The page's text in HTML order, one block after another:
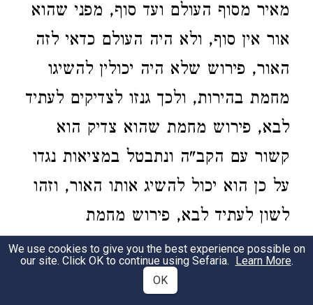
מאיר מסוף העולם ועד סוף, מפני שהוא
אור אין סוף, ולא היה העולם כדאי לזה
האור, פירוש שלא היה יכולין להשיגו
מחמת בהירות, ולכך גנזו לצדיקים לעתיד
לבא, פירוש מחמת שהוא צדיק הוא
קשור עם הקב"ה ונתבטל במציאות נגדו
על כן הוא יכול להשיג אותו האור, וזהו
לשון לעתיד לבא, פירוש מחמת
התקשרות בהשי"ת עד שמתבטל
במציאות עתיד הוא להשיג את האור.
We use cookies to give you the best experience possible on
our site. Click OK to continue using Sefaria. Learn More.
OK